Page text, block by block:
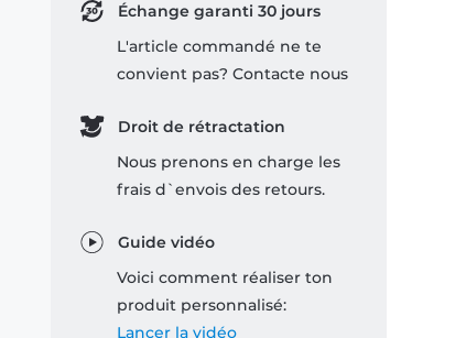
Échange garanti 30 jours
L'article commandé ne te
convient pas? Contacte nous
Droit de rétractation
Nous prenons en charge les
frais d`envois des retours.
Guide vidéo
Voici comment réaliser ton
produit personnalisé:
Lancer la vidéo